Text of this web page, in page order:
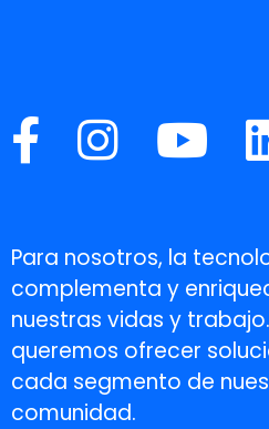
Para nosotros, la
complementa y
nuestras vidas y
queremos ofrecer
cada segmento de
comunidad.